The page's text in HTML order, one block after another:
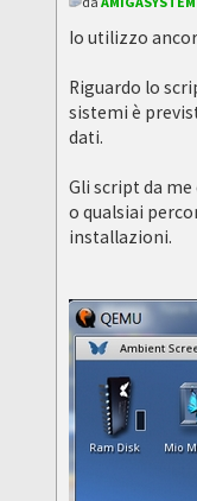
Io utilizzo
Riguardo lo
sistemi è
dati.
Gli script da
o qualsiai
installazioni.